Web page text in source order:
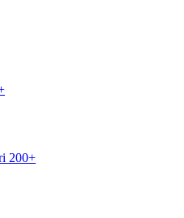
200+